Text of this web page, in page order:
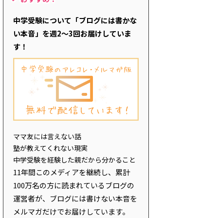
中学受験について「ブログには書かな
い本音」を週2～3回お届けしていま
す！
ママ友には言えない話
塾が教えてくれない現実
中学受験を経験した親だから分かること
11年間このメディアを継続し、累計
100万名の方に読まれているブログの
運営者が、ブログには書けない本音を
メルマガだけでお届けしています。